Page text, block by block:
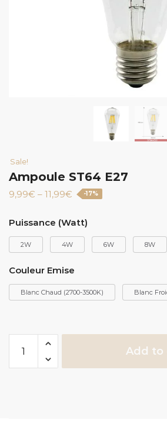
Sale!
Ampoule ST64 E27
9,99€ – 11,99€ -17%
Puissance (Watt)
2W 4W 6W 8W
Couleur Emise
Blanc Chaud (2700-3500K) Blanc
Ampoule
ST64
E27
Add to